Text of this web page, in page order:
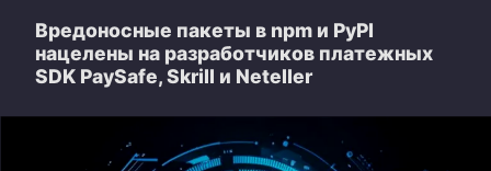
Вредоносные пакеты в npm и PyPI
нацелены на разработчиков платежных
SDK PaySafe, Skrill и Neteller